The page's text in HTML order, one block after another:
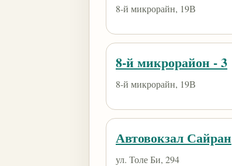
8-й микрорайн, 19В
8-й микрорайон - 3
8-й микрорайн, 19В
Автовокзал Сайран
ул. Толе Би, 294